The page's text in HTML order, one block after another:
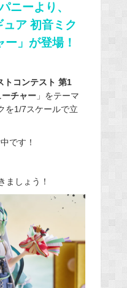
ニーより、
ュア 初音ミク
」が登場！
トコンテスト 第1
チャー」をテーマ
を1/7スケールで立
です！
ましょう！